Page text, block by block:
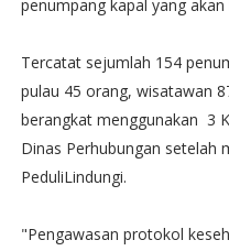
penumpang kapal yang akan
Tercatat sejumlah 154
pulau 45 orang, wisatawan
berangkat menggunakan 3
Dinas Perhubungan setelah
PeduliLindungi.
"Pengawasan protokol